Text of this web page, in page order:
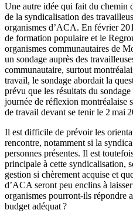
Une autre idée qui fait du chemin
de la syndicalisation des
organismes d’ACA. En février
de formation populaire et le
organismes communautaires de
un sondage auprès des
communautaire, surtout
travail, le sondage abordait la
prévu que les résultats du
journée de réflexion montréalaise
de travail devant se tenir le 2 mai
Il est difficile de prévoir les
rencontre, notamment si la
personnes présentes. Il est
principale à cette syndicalisation,
gestion si chèrement acquise et
d’ACA seront peu enclins à
organismes pourront-ils répondre
budget adéquat ?